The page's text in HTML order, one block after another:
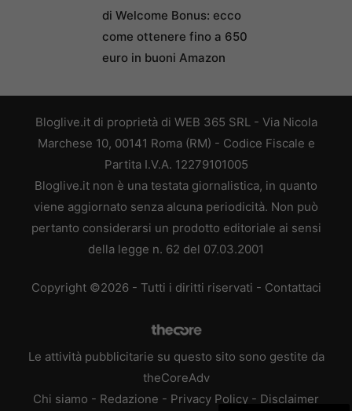
di Welcome Bonus: ecco
come ottenere fino a 650
euro in buoni Amazon
Bloglive.it di proprietà di WEB 365 SRL - Via Nicola
Marchese 10, 00141 Roma (RM) - Codice Fiscale e
Partita I.V.A. 12279101005
Bloglive.it non è una testata giornalistica, in quanto
viene aggiornato senza alcuna periodicità. Non può
pertanto considerarsi un prodotto editoriale ai sensi
della legge n. 62 del 07.03.2001
Copyright ©2026 - Tutti i diritti riservati - Contattaci
Le attività pubblicitarie su questo sito sono gestite da
theCoreAdv
Chi siamo - Redazione - Privacy Policy - Disclaimer